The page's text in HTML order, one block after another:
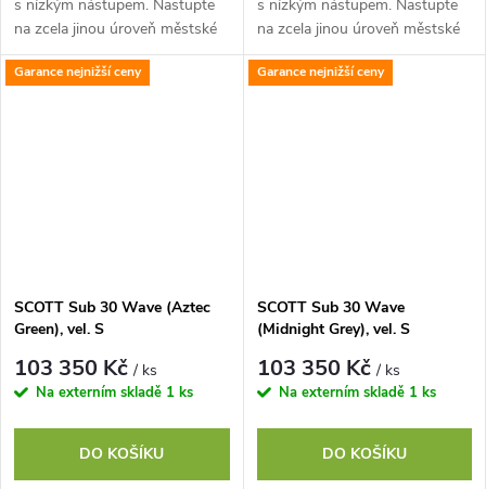
s nízkým nástupem. Nastupte
na zcela jinou úroveň městské
dopravy. Design bez horní
rámové trubky umožňuje
s nízkým nástupem. Nastupte
na zcela jinou úroveň městské
dopravy. Design bez horní
rámové trubky umožňuje
Garance nejnižší ceny
SCOTT Sub 30 Wave (Aztec
Green), vel. S
103 350 Kč/ ks
Na externím skladě 1 ks
DO KOŠÍKU
Garance nejnižší ceny
SCOTT Sub 30 Wave
(Midnight Grey), vel. S
103 350 Kč/ ks
Na externím skladě 1 ks
DO KOŠÍKU